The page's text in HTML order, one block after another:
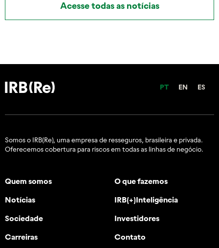
Acesse todas as notícias
PT EN ES
Somos o IRB(Re), uma empresa de resseguros, brasileira e privada.
Oferecemos cobertura para riscos em todas as linhas de negócio.
Quem somos O que fazemos
Notícias IRB(+)Inteligência
Sociedade Investidores
Carreiras Contato